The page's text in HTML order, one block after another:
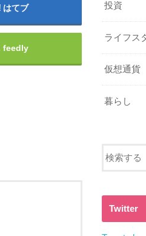
はてブ
feedly
投資
ライフス
仮想通貨
暮らし
Twitter